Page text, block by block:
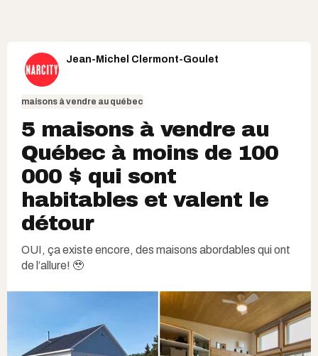
Jean-Michel Clermont-Goulet
maisons à vendre au québec
5 maisons à vendre au
Québec à moins de 100
000 $ qui sont
habitables et valent le
détour
OUI, ça existe encore, des maisons abordables qui ont
de l’allure! 🥹